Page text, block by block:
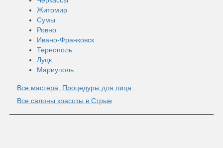
Житомир
Сумы
Ровно
Ивано-Франковск
Тернополь
Луцк
Мариуполь
Все мастера: Процедуры для лица
Все салоны красоты в Стрые